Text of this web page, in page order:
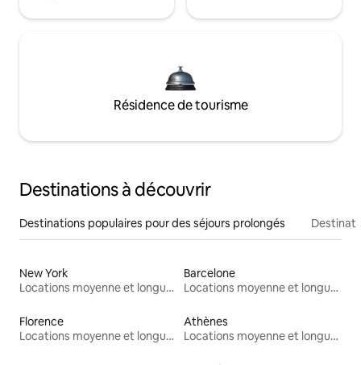
Résidence de tourisme
Destinations à découvrir
Destinations populaires pour des séjours prolongés
New York
Locations moyenne et longue durée
Barcelone
Locations moyenne et longue durée
Florence
Locations moyenne et longue durée
Athènes
Locations moyenne et longue durée